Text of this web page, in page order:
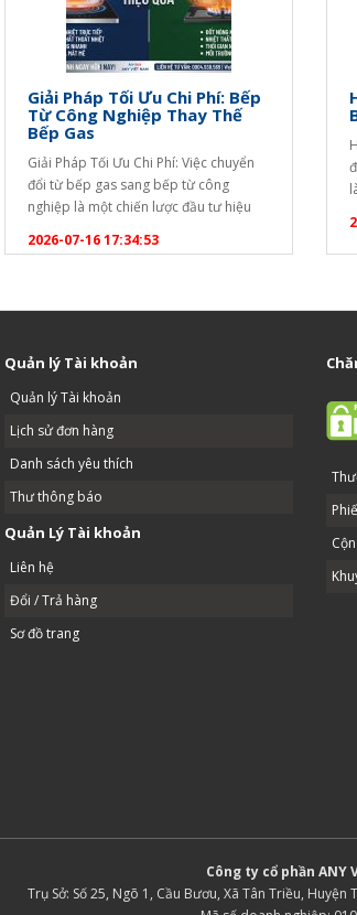
Giải Pháp Tối Ưu Chi Phí: Bếp
Từ Công Nghiệp Thay Thế
Bếp Gas
Giải Pháp Tối Ưu Chi Phí: Việc chuyển
đổi từ bếp gas sang bếp từ công
nghiệp là một chiến lược đầu tư hiệu
dài cho các doanh nghiệp dịch vụ ăn
2026-07-16 17:34:53
Quản lý Tài khoản
Quản lý Tài khoản
Lịch sử đơn hàng
Danh sách yêu thích
Thư thông báo
Quản Lý Tài khoản
Liên hệ
Đổi / Trả hàng
Sơ đồ trang
Công ty cổ phần ANY
Trụ Sở: Số 25, Ngõ 1, Cầu Bươu, Xã Tân Triều, Huyện